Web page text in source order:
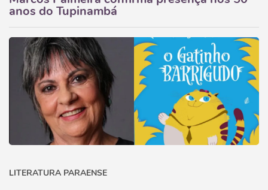
anos do Tupinambá
LITERATURA PARAENSE